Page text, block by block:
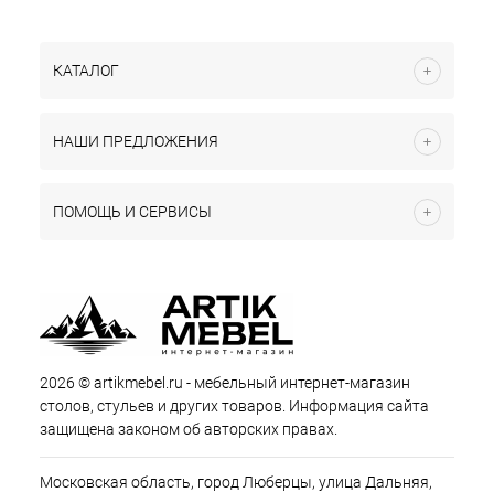
КАТАЛОГ
НАШИ ПРЕДЛОЖЕНИЯ
ПОМОЩЬ И СЕРВИСЫ
2026 © artikmebel.ru - мебельный интернет-магазин
столов, стульев и других товаров. Информация сайта
защищена законом об авторских правах.
Московская область, город Люберцы, улица Дальняя,